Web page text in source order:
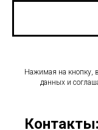
Нажимая на кнопку,
данных и
Контакты: